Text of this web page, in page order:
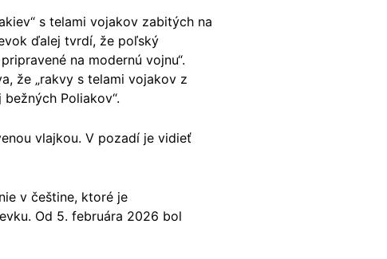
s telami vojakov zabitých na
ďalej tvrdí, že poľský
na modernú vojnu“.
že „rakvy s telami vojakov z
Poliakov“.
vlajkou. V pozadí je vidieť
v češtine, ktoré je
Od 5. februára 2026 bol